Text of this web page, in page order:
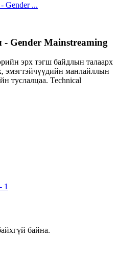
Gender ...
Gender Mainstreaming
эрх тэгш байдлын талаарх
эмэгтэйчүүдийн манлайллын
туслалцаа. Technical
- 1
байна.